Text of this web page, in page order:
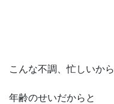
こんな不調、忙しいから
年齢のせいだからと